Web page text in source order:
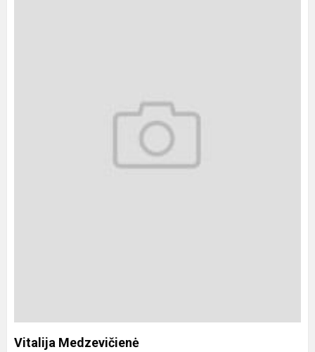
Vitalija Medzevičienė